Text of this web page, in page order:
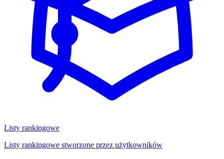
Listy rankingowe
Listy rankingowe stworzone przez użytkowników